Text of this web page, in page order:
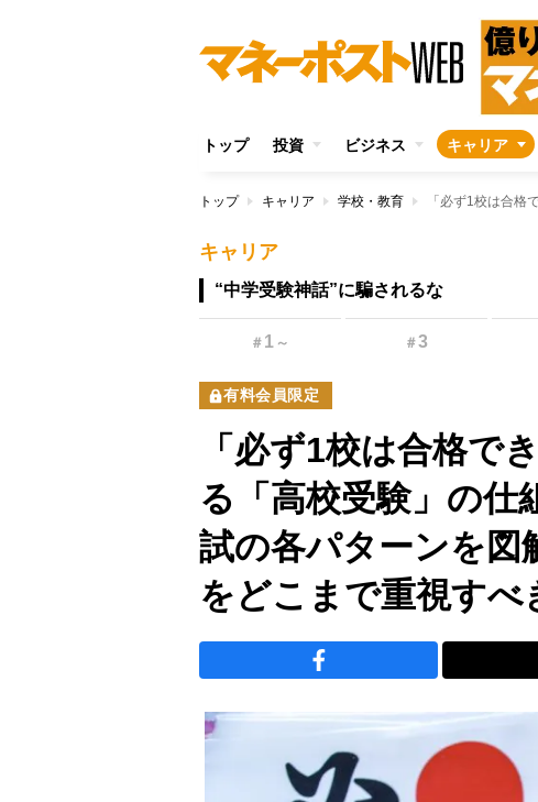
トップ 投資 ビジネス キャリア
トップ キャリア 学校・教育
キャリア
“中学受験神話”に騙されるな
＃ 1 ～ ＃3
有料会員限定
「必ず1校は合格で
る「高校受験」の仕
試の各パターンを
をどこまで重視すべ